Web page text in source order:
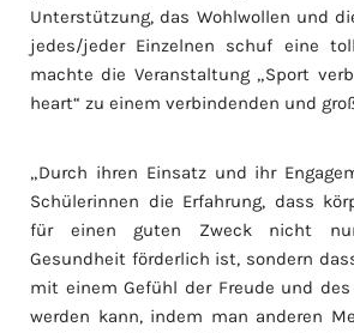
Unterstützung, das Wohlwollen und
jedes/jeder Einzelnen schuf eine
machte die Veranstaltung „Sport
heart“ zu einem verbindenden und
„Durch ihren Einsatz und ihr
Schülerinnen die Erfahrung, dass
für einen guten Zweck nicht
Gesundheit förderlich ist, sondern
mit einem Gefühl der Freude und
werden kann, indem man anderen